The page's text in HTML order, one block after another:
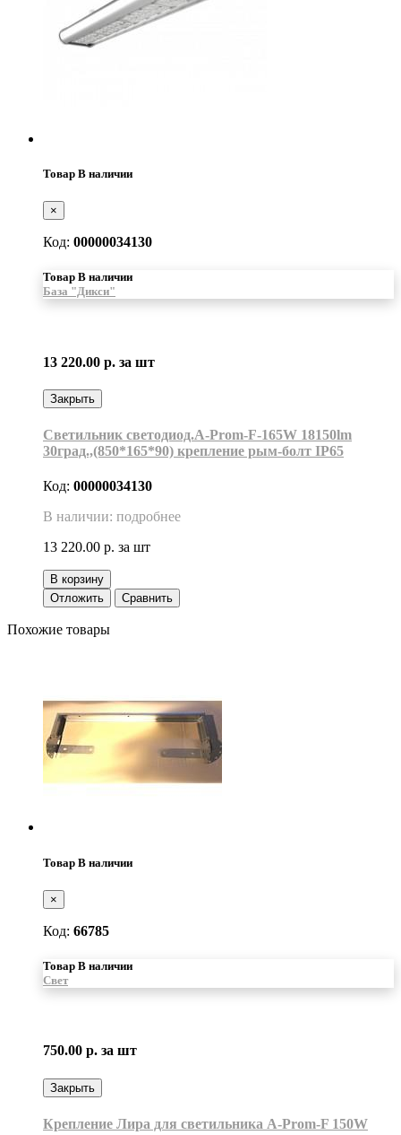
Товар В наличии
×
Код: 00000034130
Товар В наличии
База "Дикси"
13 220.00 р. за шт
Закрыть
Светильник светодиод.A-Prom-F-165W 18150lm
30град.,(850*165*90) крепление рым-болт IP65
Код: 00000034130
В наличии: подробнее
13 220.00 р. за шт
В корзину
Отложить
Сравнить
Похожие товары
Товар В наличии
×
Код: 66785
Товар В наличии
Свет
750.00 р. за шт
Закрыть
Крепление Лира для светильника A-Prom-F 150W